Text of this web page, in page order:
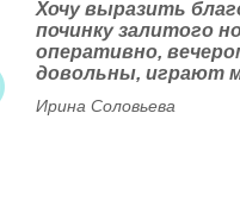
Хочу выразить
починку залитого
оперативно,
довольны, играют
Ирина Соловьева